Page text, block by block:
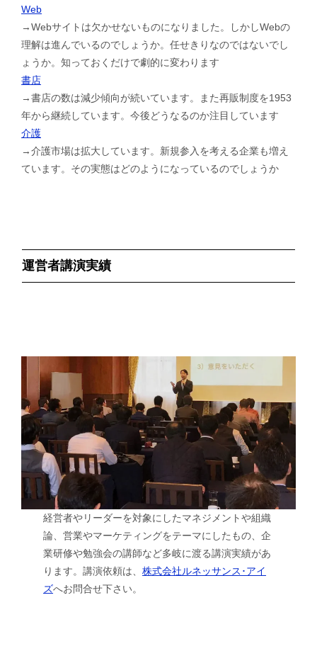
Web
→Webサイトは欠かせないものになりました。しかしWebの
理解は進んでいるのでしょうか。任せきりなのではないでし
ょうか。知っておくだけで劇的に変わります
書店
→書店の数は減少傾向が続いています。また再販制度を1953
年から継続しています。今後どうなるのか注目しています
介護
→介護市場は拡大しています。新規参入を考える企業も増え
ています。その実態はどのようになっているのでしょうか
運営者講演実績
経営者やリーダーを対象にしたマネジメントや組織
論、営業やマーケティングをテーマにしたもの、企
業研修や勉強会の講師など多岐に渡る講演実績があ
ります。講演依頼は、株式会社ルネッサンス･アイ
ズへお問合せ下さい。